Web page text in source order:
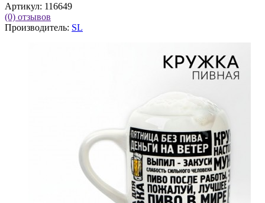
Артикул: 116649
(0) отзывов
Производитель: SL